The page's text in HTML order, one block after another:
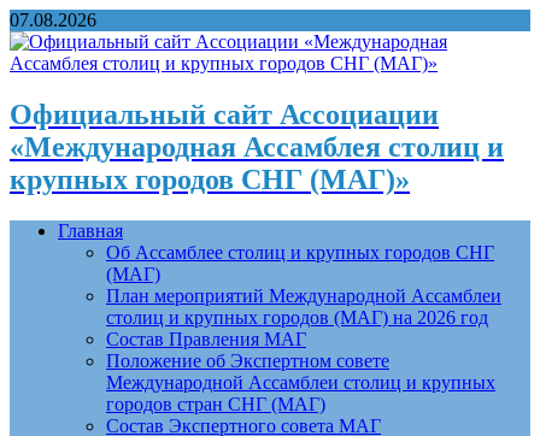
07.08.2026
Официальный сайт Ассоциации
«Международная Ассамблея столиц и
крупных городов СНГ (МАГ)»
Главная
Об Ассамблее столиц и крупных городов СНГ
(МАГ)
План мероприятий Международной Ассамблеи
столиц и крупных городов (МАГ) на 2026 год
Состав Правления МАГ
Положение об Экспертном совете
Международной Ассамблеи столиц и крупных
городов стран СНГ (МАГ)
Состав Экспертного совета МАГ